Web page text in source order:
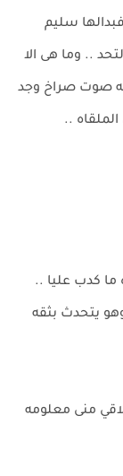
سليم
.. وما هى الا
صوت صراخ وجد
..
كدب عليا ..
يتحدث بثقه
منى معلومه